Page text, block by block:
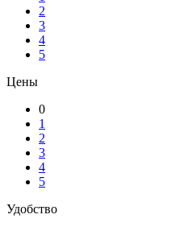
2
3
4
5
Цены
0
1
2
3
4
5
Удобство